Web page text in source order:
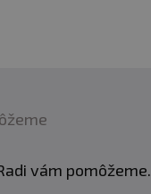
vám pomôžeme.